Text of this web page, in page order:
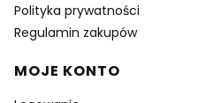
Polityka prywatności
Regulamin zakupów
MOJE KONTO